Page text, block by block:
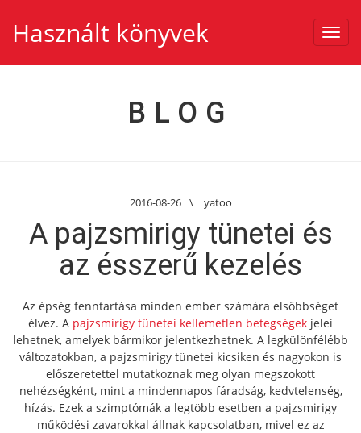
Használt könyvek
BLOG
2016-08-26 \ yatoo
A pajzsmirigy tünetei és
az ésszerű kezelés
Az épség fenntartása minden ember számára elsőbbséget
élvez. A pajzsmirigy tünetei kellemetlen betegségek jelei
lehetnek, amelyek bármikor jelentkezhetnek. A legkülönfélébb
változatokban, a pajzsmirigy tünetei kicsiken és nagyokon is
előszeretettel mutatkoznak meg olyan megszokott
nehézségként, mint a mindennapos fáradság, kedvtelenség,
hízás. Ezek a szimptómák a legtöbb esetben a pajzsmirigy
működési zavarokkal állnak kapcsolatban, mivel ez az